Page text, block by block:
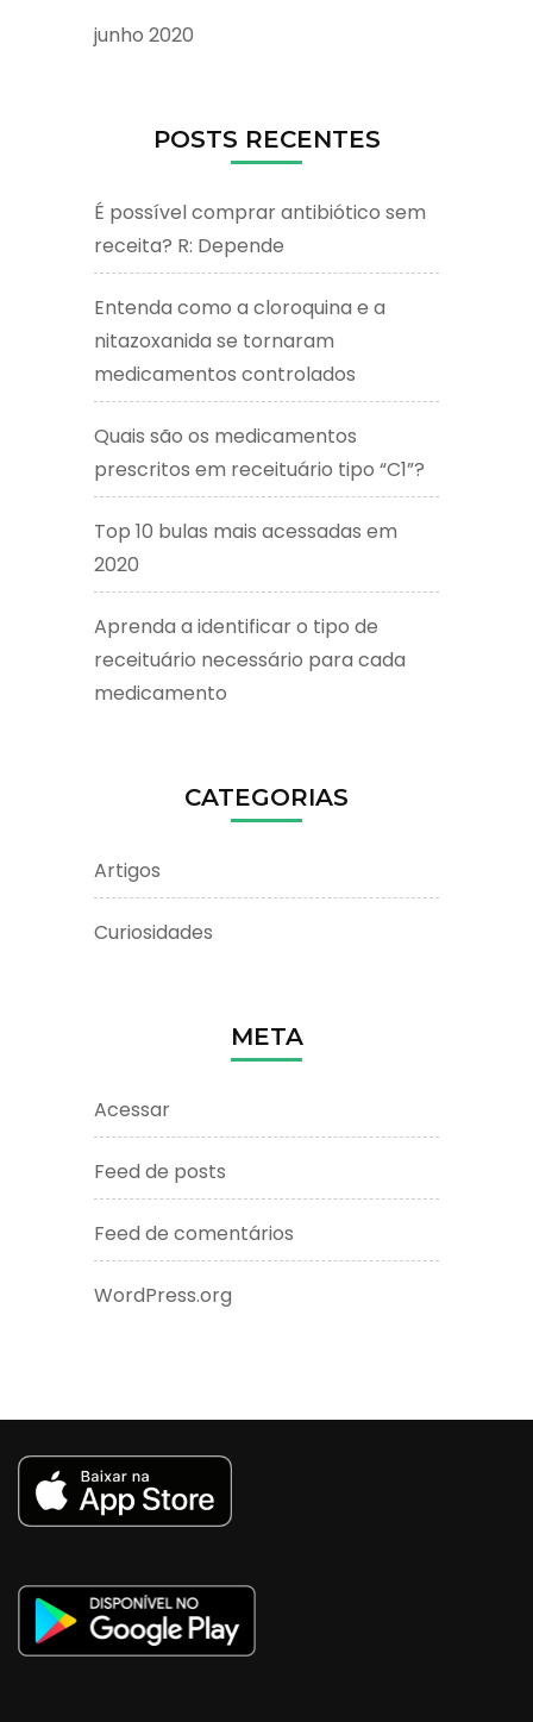
junho 2020
POSTS RECENTES
É possível comprar antibiótico sem
receita? R: Depende
Entenda como a cloroquina e a
nitazoxanida se tornaram
medicamentos controlados
Quais são os medicamentos
prescritos em receituário tipo “C1”?
Top 10 bulas mais acessadas em
2020
Aprenda a identificar o tipo de
receituário necessário para cada
medicamento
CATEGORIAS
Artigos
Curiosidades
META
Acessar
Feed de posts
Feed de comentários
WordPress.org